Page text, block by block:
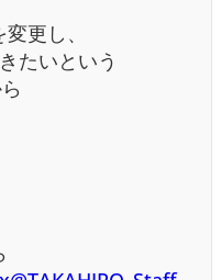
更し、
たいという